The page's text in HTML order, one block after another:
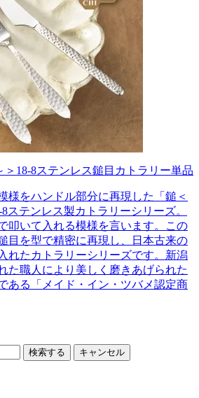
＞18-8ステンレス鎚目カトラリー単品
様をハンドル部分に再現した「鎚＜
ステンレス製カトラリーシリーズ。
叩いて入れる模様を言います。この
目を型で精密に再現し、日本古来の
れたカトラリーシリーズです。新潟
た職人により美しく磨きあげられた
ある「メイド・イン・ツバメ認定商
キャンセル